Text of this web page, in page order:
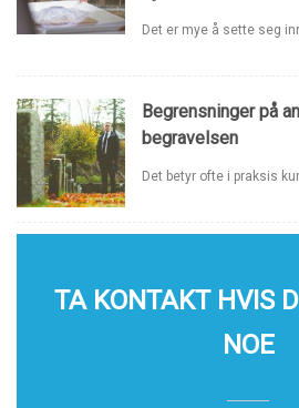
Det er mye å sette seg
Begrensninger på
begravelsen
Det betyr ofte i praksis
TA KONTAKT HVIS
NOE